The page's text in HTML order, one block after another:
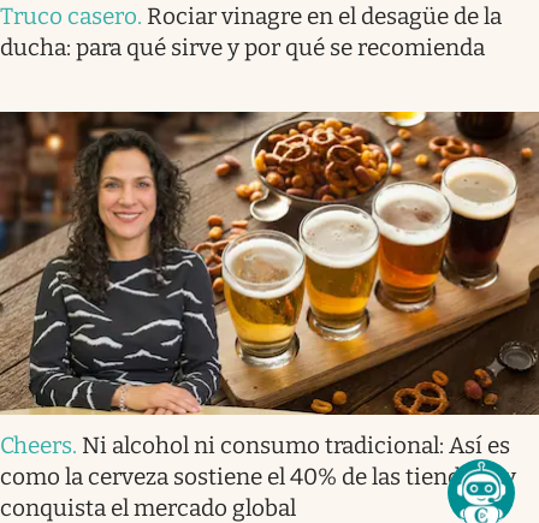
Truco casero. Rociar vinagre en el desagüe de la
ducha: para qué sirve y por qué se recomienda
Cheers. Ni alcohol ni consumo tradicional: Así es
como la cerveza sostiene el 40% de las tienditas y
conquista el mercado global